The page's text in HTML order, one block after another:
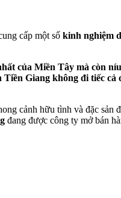
cấp một số kinh nghiệm
của Miền Tây mà còn
Giang không đi tiếc
cảnh hữu tình và đặc sản
đang được công ty mở bán